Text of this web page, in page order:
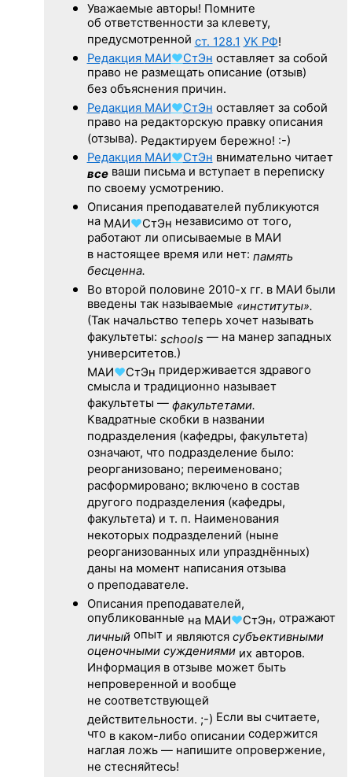
Уважаемые авторы! Помните
об ответственности за клевету,
предусмотренной ст. 128.1 УК РФ!
Редакция МАИ♥СтЭн оставляет за собой
право не размещать описание (отзыв)
без объяснения причин.
Редакция МАИ♥СтЭн оставляет за собой
право на редакторскую правку описания
(отзыва). Редактируем бережно! :-)
Редакция МАИ♥СтЭн внимательно читает
всеваши письма и вступает в переписку
по своему усмотрению.
Описания преподавателей публикуются
на МАИ♥СтЭн независимо от того,
работают ли описываемые в МАИ
в настоящее время или нет: память
бесценна.
Во второй половине 2010-х гг. в МАИ были
введены так называемые «институты».
(Так начальство теперь хочет называть
факультеты: schools — на манер западных
университетов.)
МАИ♥СтЭн придерживается здравого
смысла и традиционно называет
факультеты — факультетами.
Квадратные скобки в названии
подразделения (кафедры, факультета)
означают, что подразделение было:
реорганизовано; переименовано;
расформировано; включено в состав
другого подразделения (кафедры,
факультета) и т. п. Наименования
некоторых подразделений (ныне
реорганизованных или упразднённых)
даны на момент написания отзыва
о преподавателе.
Описания преподавателей,
опубликованные на МАИ♥СтЭн, отражают
личныйопыт и являются субъективными
оценочными суждениямиих авторов.
Информация в отзыве может быть
непроверенной и вообще
не соответствующей
действительности. ;-) Если вы считаете,
что в каком-либо описании содержится
наглая ложь — напишите опровержение,
не стесняйтесь!